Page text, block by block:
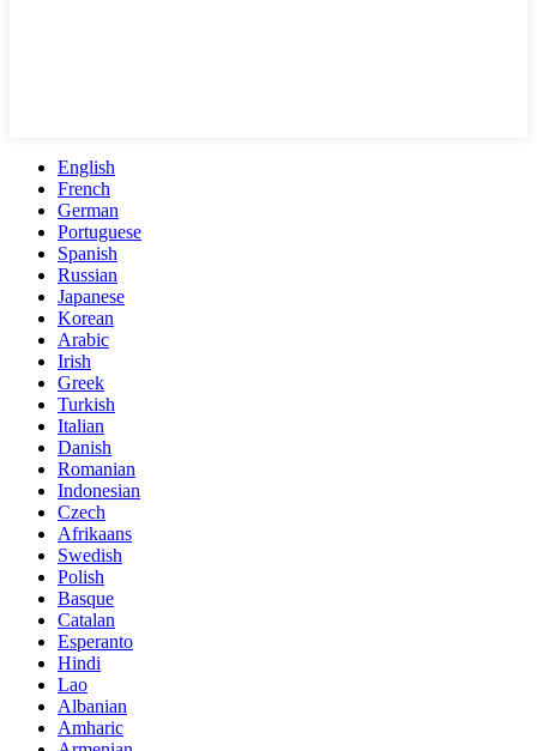
English
French
German
Portuguese
Spanish
Russian
Japanese
Korean
Arabic
Irish
Greek
Turkish
Italian
Danish
Romanian
Indonesian
Czech
Afrikaans
Swedish
Polish
Basque
Catalan
Esperanto
Hindi
Lao
Albanian
Amharic